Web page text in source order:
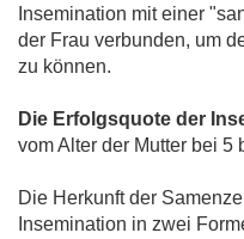
Insemination mit einer
der Frau verbunden, um
zu können.
Die Erfolgsquote der
vom Alter der Mutter bei 5
Die Herkunft der
Insemination in zwei